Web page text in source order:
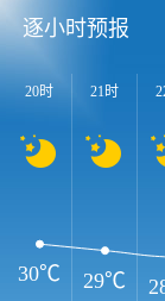
逐小时预报
20时 21时
30℃ 29℃